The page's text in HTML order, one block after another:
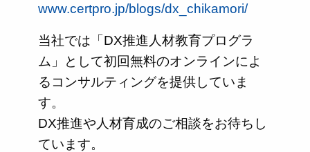
www.certpro.jp/blogs/dx_chikamori/
当社では「DX推進人材教育プログラ
ム」として初回無料のオンラインによ
るコンサルティングを提供していま
す。
DX推進や人材育成のご相談をお待ちし
ています。